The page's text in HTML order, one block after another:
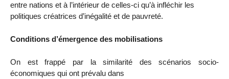
entre nations et à l’intérieur de celles-ci qu’à infléchir les
politiques créatrices d’inégalité et de pauvreté.
Conditions d’émergence des mobilisations
On est frappé par la similarité des scénarios socio-
économiques qui ont prévalu dans